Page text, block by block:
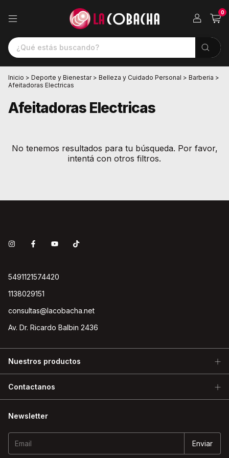
0
Inicio > Deporte y Bienestar > Belleza y Cuidado Personal > Barberia >
Afeitadoras Electricas
Afeitadoras Electricas
No tenemos resultados para tu búsqueda. Por favor,
intentá con otros filtros.
5491121574420
1138029151
consultas@lacobacha.net
Av. Dr. Ricardo Balbin 2436
Nuestros productos
Contactanos
Newsletter